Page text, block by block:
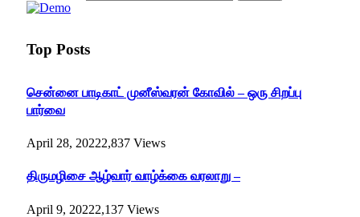
Top Posts
சென்னை பாடிகாட் முனீஸ்வரன் கோவில் – ஒரு சிறப்பு
பார்வை
April 28, 20222,837 Views
திருமழிசை ஆழ்வார் வாழ்க்கை வரலாறு –
April 9, 20222,137 Views